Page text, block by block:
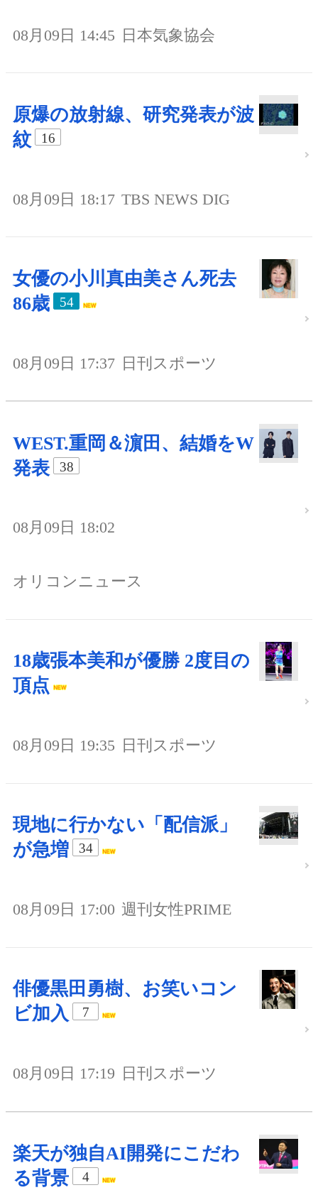
08月09日 14:45 日本気象協会
原爆の放射線、研究発表が波
紋
16
08月09日 18:17 TBS NEWS DIG
女優の小川真由美さん死去
86歳
54
08月09日 17:37 日刊スポーツ
WEST.重岡＆濵田、結婚をW
発表
38
08月09日 18:02
オリコンニュース
18歳張本美和が優勝 2度目の
頂点
08月09日 19:35 日刊スポーツ
現地に行かない「配信派」
が急増
34
08月09日 17:00 週刊女性PRIME
俳優黒田勇樹、お笑いコン
ビ加入
7
08月09日 17:19 日刊スポーツ
楽天が独自AI開発にこだわ
る背景
4